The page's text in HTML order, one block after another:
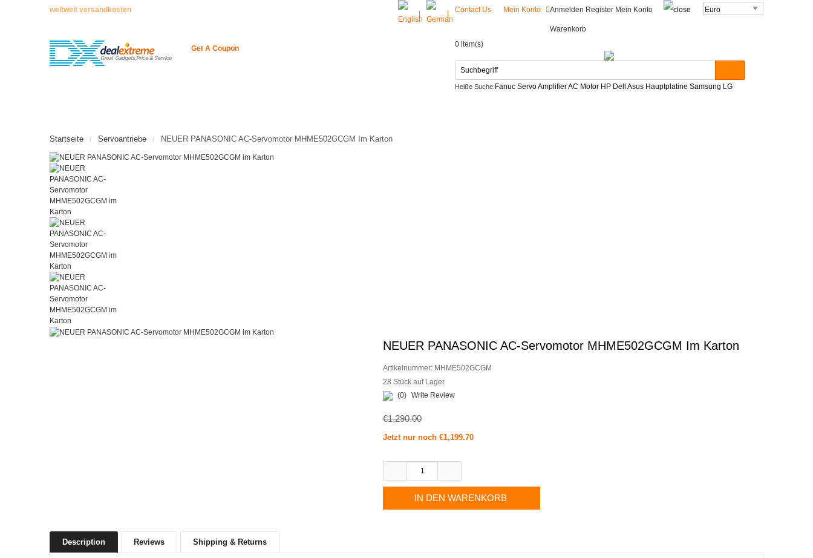
weltweit versandkosten Mein Konto Anmelden Register Mein Konto
Warenkorb
Contact Us
Get A Coupon 0 item(s)
Heiße Suche: Fanuc Servo Amplifier AC Motor HP Dell Asus Hauptplatine Samsung LG
Startseite Servoantriebe NEUER PANASONIC AC-Servomotor MHME502GCGM Im Karton
NEUER PANASONIC AC-Servomotor MHME502GCGM Im Karton
Artikelnummer: MHME502GCGM
28 Stück auf Lager
(0) Write Review
€1,290.00
Jetzt nur noch €1,199.70
Description Reviews Shipping & Returns